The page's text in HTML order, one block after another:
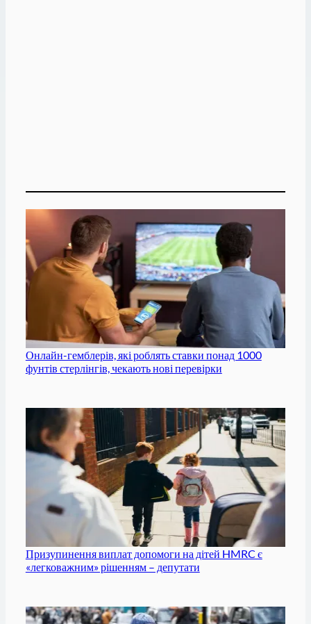
Онлайн-гемблерів, які роблять ставки понад 1000
фунтів стерлінгів, чекають нові перевірки
Призупинення виплат допомоги на дітей HMRC є
«легковажним» рішенням – депутати